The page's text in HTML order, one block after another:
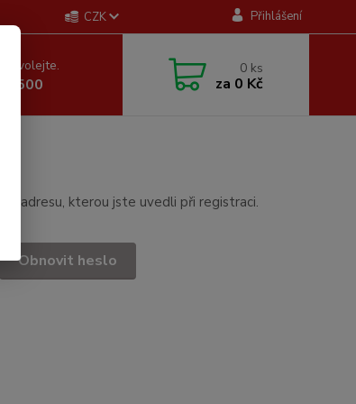
CZK Přihlášení
500
0 ks
za 0 Kč
adresu, kterou jste uvedli při registraci.
Obnovit heslo